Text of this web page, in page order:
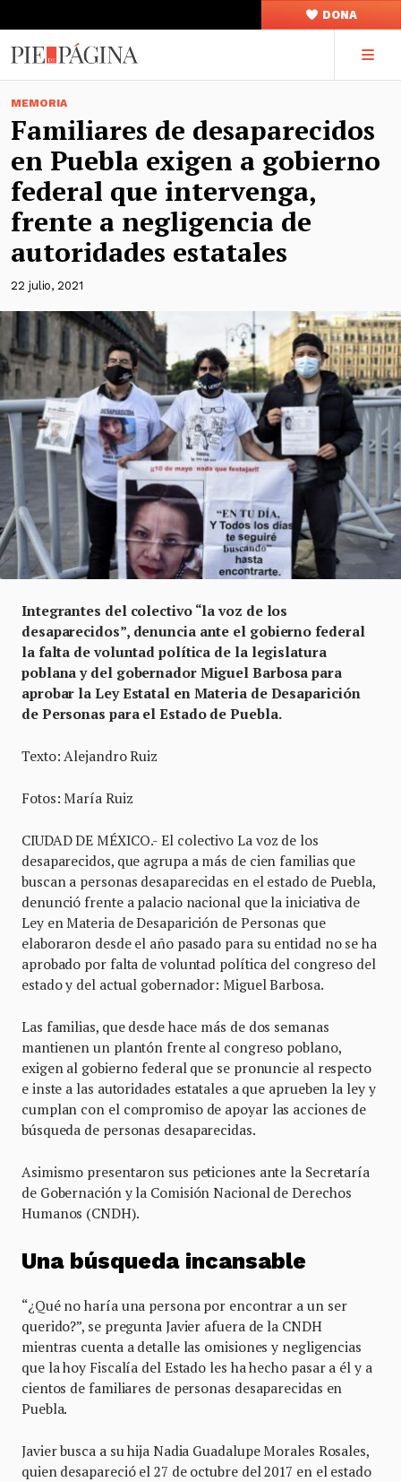
DONA
MEMORIA
Familiares de desaparecidos
en Puebla exigen a gobierno
federal que intervenga,
frente a negligencia de
autoridades estatales
22 julio, 2021
Integrantes del colectivo “la voz de los
desaparecidos”, denuncia ante el gobierno federal
la falta de voluntad política de la legislatura
poblana y del gobernador Miguel Barbosa para
aprobar la Ley Estatal en Materia de Desaparición
de Personas para el Estado de Puebla.
Texto: Alejandro Ruiz
Fotos: María Ruiz
CIUDAD DE MÉXICO.- El colectivo La voz de los
desaparecidos, que agrupa a más de cien familias que
buscan a personas desaparecidas en el estado de Puebla,
denunció frente a palacio nacional que la iniciativa de
Ley en Materia de Desaparición de Personas que
elaboraron desde el año pasado para su entidad no se ha
aprobado por falta de voluntad política del congreso del
estado y del actual gobernador: Miguel Barbosa.
Las familias, que desde hace más de dos semanas
mantienen un plantón frente al congreso poblano,
exigen al gobierno federal que se pronuncie al respecto
e inste a las autoridades estatales a que aprueben la ley y
cumplan con el compromiso de apoyar las acciones de
búsqueda de personas desaparecidas.
Asimismo presentaron sus peticiones ante la Secretaría
de Gobernación y la Comisión Nacional de Derechos
Humanos (CNDH).
Una búsqueda incansable
“¿Qué no haría una persona por encontrar a un ser
querido?”, se pregunta Javier afuera de la CNDH
mientras cuenta a detalle las omisiones y negligencias
que la hoy Fiscalía del Estado les ha hecho pasar a él y a
cientos de familiares de personas desaparecidas en
Puebla.
Javier busca a su hija Nadia Guadalupe Morales Rosales,
quien desapareció el 27 de octubre del 2017 en el estado